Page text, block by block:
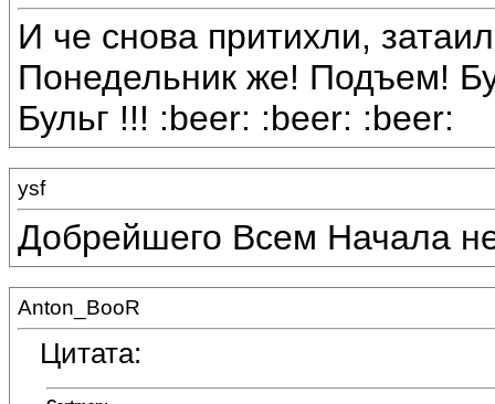
И че снова притихли,
Понедельник же! Подъем!
Бульг !!! :beer: :beer: :beer:
ysf
Добрейшего Всем Начала
Anton_BooR
Цитата: